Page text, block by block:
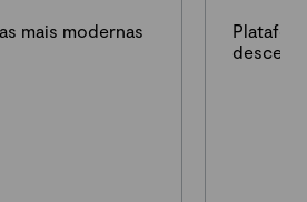
mais modernas